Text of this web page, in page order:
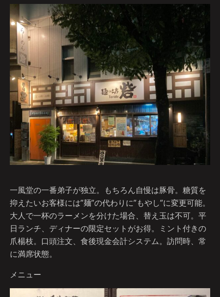
一風堂の一番弟子が独立。もちろん自慢は豚骨。糖質を
抑えたいお客様には”麺”の代わりに”もやし”に変更可能。
大人で一杯のラーメンを分けた場合、替え玉は不可。平
日ランチ、ディナーの限定セットがお得。ミント付きの
爪楊枝。口頭注文、食後現金会計システム。訪問時、常
に満席状態。
メニュー